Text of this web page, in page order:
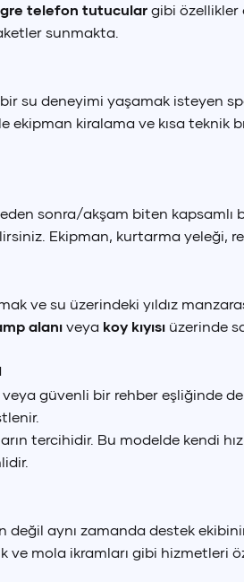
telefon tutucular gibi özellikler
sunmakta.
bir su deneyimi yaşamak isteyen
ekipman kiralama ve kısa
sonra/akşam biten
Ekipman, kurtarma yeleği,
ve su üzerindeki yıldız
alanı veya koy kıyısı üzerinde
veya güvenli bir rehber eşliğinde
tercihidir. Bu modelde kendi
değil aynı zamanda destek
mola ikramları gibi hizmetleri